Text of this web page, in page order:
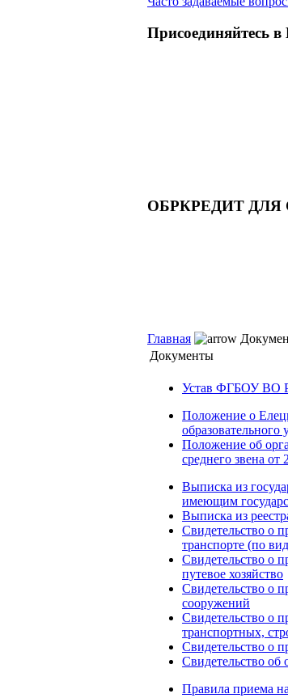
Присоединяйтесь
ОБРКРЕДИТ ДЛЯ
Главная
Документы
Устав ФГБОУ ВО
Положение о
Положение об
среднего звена от
Выписка из
имеющим
Выписка из
Свидетельство о
транспорте (по
Свидетельство о
путевое хозяйство
Свидетельство о
сооружений
Свидетельство о
транспортных,
Свидетельство о
Свидетельство
Правила приема